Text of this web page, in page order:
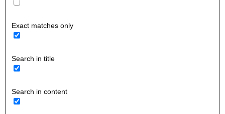
Exact matches only
Search in title
Search in content